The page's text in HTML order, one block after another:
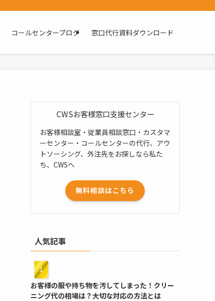
コールセンターブログ 窓口代行資料ダウンロード
CWSお客様窓口支援センター
お客様相談室・従業員相談窓口・カスタマ
ーセンター・コールセンターの代行、アウ
トソーシング、外注先をお探しなら私た
ち、CWSへ
無料相談はこちら
人気記事
お客様の服や持ち物を汚してしまった！クリー
ニング代の相場は？大切な対応の方法とは